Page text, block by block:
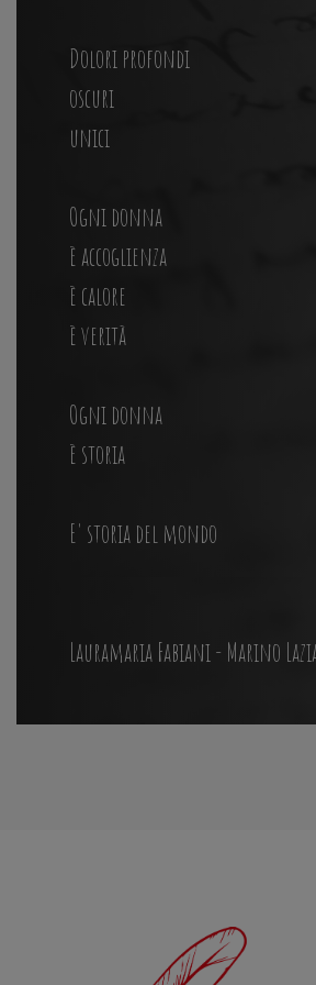
Dolori profondi
oscuri
unici
Ogni donna
è accoglienza
è calore
è verità
Ogni donna
è storia
E' storia del mondo
Lauramaria Fabiani - Marino